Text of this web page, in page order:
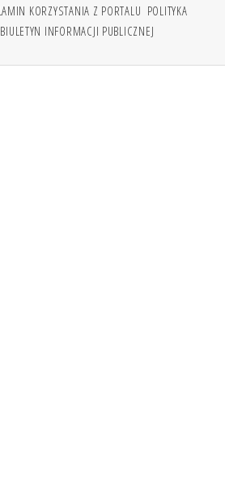
KORZYSTANIA Z PORTALU POLITYKA
BIULETYN INFORMACJI PUBLICZNEJ